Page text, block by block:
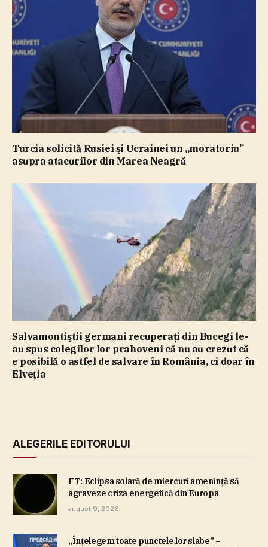
Turcia solicită Rusiei şi Ucrainei un „moratoriu”
asupra atacurilor din Marea Neagră
Salvamontiştii germani recuperaţi din Bucegi le-
au spus colegilor lor prahoveni că nu au crezut că
e posibilă o astfel de salvare în România, ci doar în
Elveţia
ALEGERILE EDITORULUI
FT: Eclipsa solară de miercuri ameninţă să
agraveze criza energetică din Europa
august 9, 2026
„Înţelegem toate punctele lor slabe” –